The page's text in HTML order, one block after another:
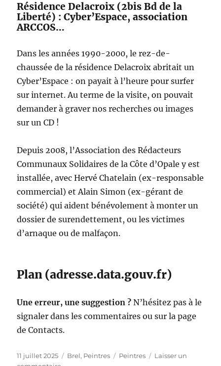
Résidence Delacroix (2bis Bd de la
Liberté) : Cyber’Espace, association
ARCCOS…
Dans les années 1990-2000, le rez-de-
chaussée de la résidence Delacroix abritait un
Cyber’Espace : on payait à l’heure pour surfer
sur internet. Au terme de la visite, on pouvait
demander à graver nos recherches ou images
sur un CD !
Depuis 2008, l’Association des Rédacteurs
Communaux Solidaires de la Côte d’Opale y est
installée, avec Hervé Chatelain (ex-responsable
commercial) et Alain Simon (ex-gérant de
société) qui aident bénévolement à monter un
dossier de surendettement, ou les victimes
d’arnaque ou de malfaçon.
Plan (adresse.data.gouv.fr)
Une erreur, une suggestion ? N’hésitez pas à le
signaler dans les commentaires ou sur la page
de Contacts.
Publié
11 juillet 2025 Catégories
Brel, Peintres Étiquettes
Peintres
Laisser un